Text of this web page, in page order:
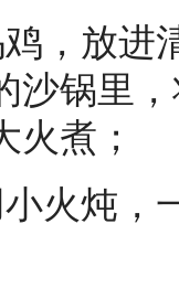
，放进
沙锅里
煮；
火炖，